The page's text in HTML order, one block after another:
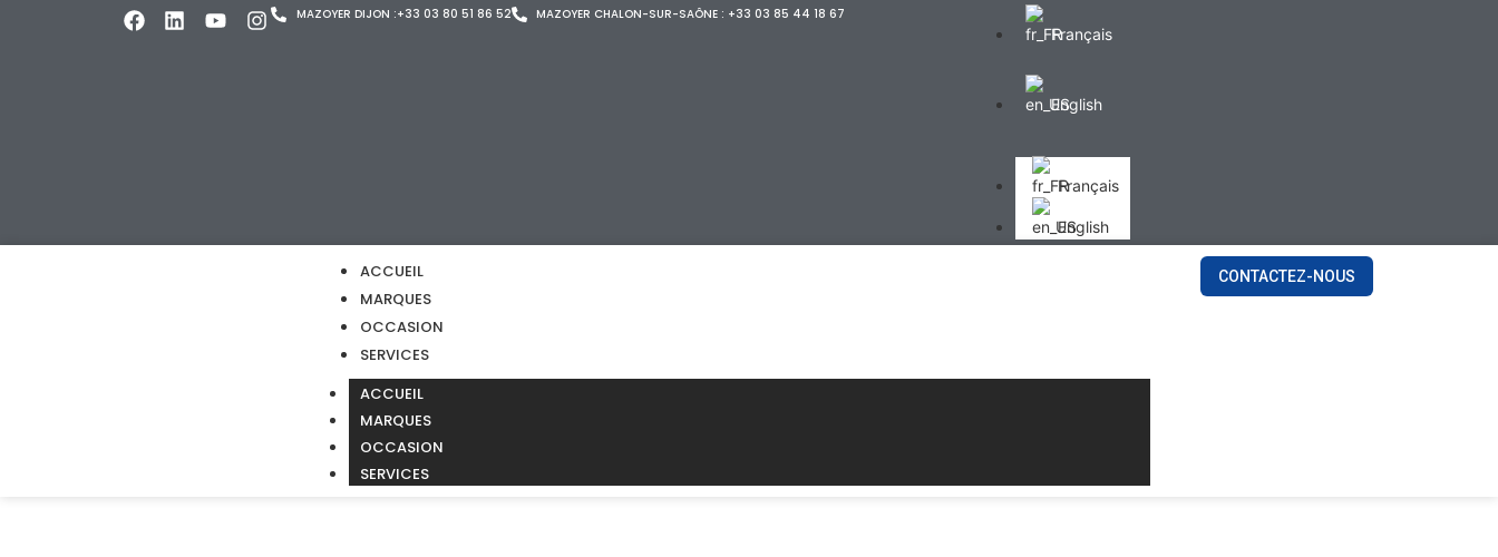
MAZOYER DIJON :+33 03 80 51 86 52 MAZOYER CHALON-SUR-SAÔNE : +33 03 85 44 18 67
Français
English
Français
English
ACCUEIL
MARQUES
OCCASION
SERVICES
ACCUEIL
MARQUES
OCCASION
SERVICES
CONTACTEZ-NOUS